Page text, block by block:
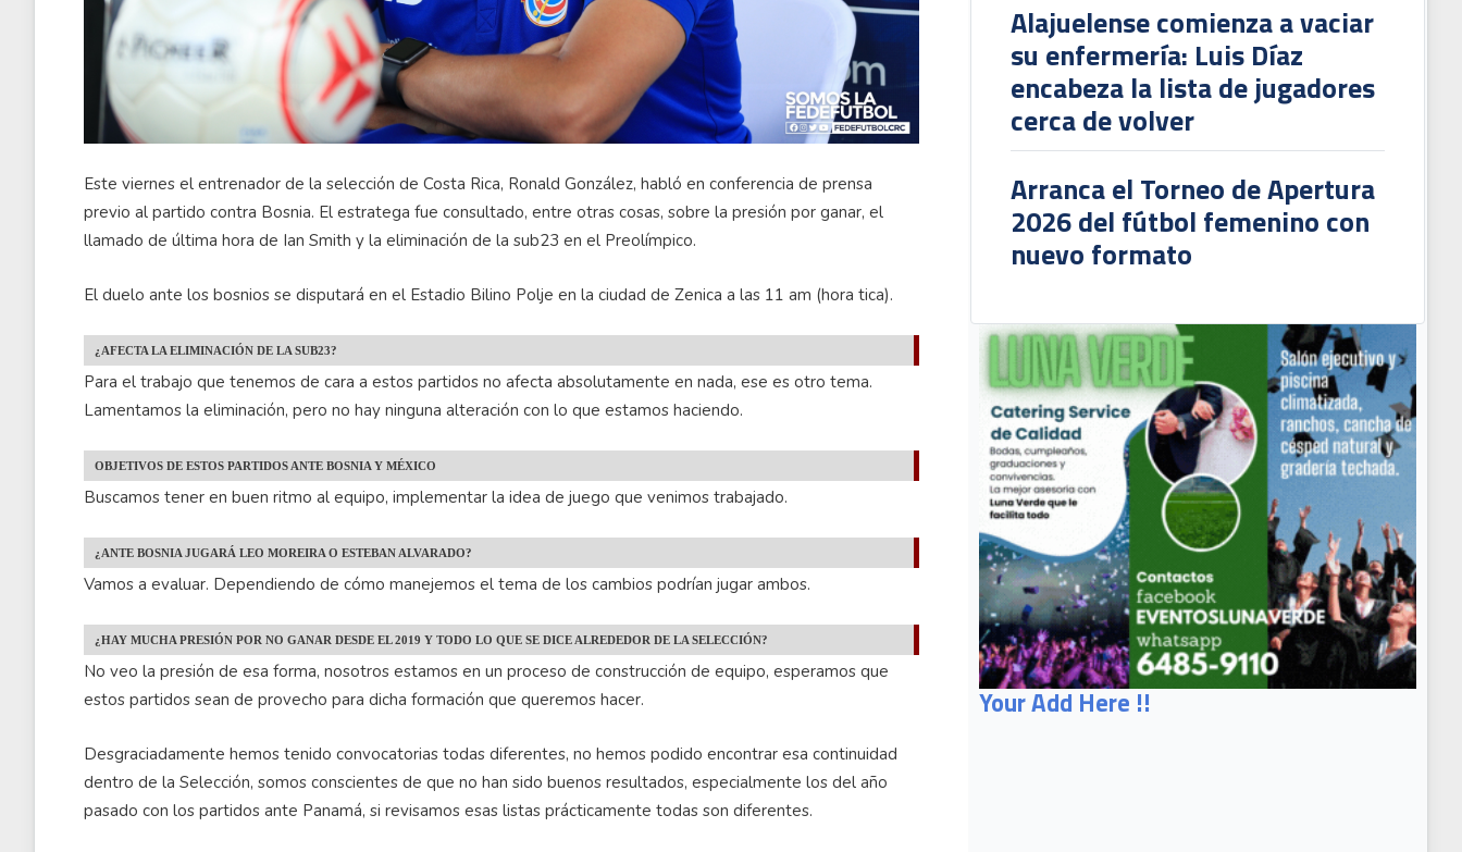
Alajuelense comienza a vaciar
su enfermería: Luis Díaz
encabeza la lista de jugadores
cerca de volver
Arranca el Torneo de Apertura
2026 del fútbol femenino con
nuevo formato
Your Add Here !!
Este viernes el entrenador de la selección de Costa Rica, Ronald González, habló en conferencia de prensa
previo al partido contra Bosnia. El estratega fue consultado, entre otras cosas, sobre la presión por ganar, el
llamado de última hora de Ian Smith y la eliminación de la sub23 en el Preolímpico.
El duelo ante los bosnios se disputará en el Estadio Bilino Polje en la ciudad de Zenica a las 11 am (hora tica).
¿AFECTA LA ELIMINACIÓN DE LA SUB23?
Para el trabajo que tenemos de cara a estos partidos no afecta absolutamente en nada, ese es otro tema.
Lamentamos la eliminación, pero no hay ninguna alteración con lo que estamos haciendo.
OBJETIVOS DE ESTOS PARTIDOS ANTE BOSNIA Y MÉXICO
Buscamos tener en buen ritmo al equipo, implementar la idea de juego que venimos trabajado.
¿ANTE BOSNIA JUGARÁ LEO MOREIRA O ESTEBAN ALVARADO?
Vamos a evaluar. Dependiendo de cómo manejemos el tema de los cambios podrían jugar ambos.
¿HAY MUCHA PRESIÓN POR NO GANAR DESDE EL 2019 Y TODO LO QUE SE DICE ALREDEDOR DE LA SELECCIÓN?
No veo la presión de esa forma, nosotros estamos en un proceso de construcción de equipo, esperamos que
estos partidos sean de provecho para dicha formación que queremos hacer.
Desgraciadamente hemos tenido convocatorias todas diferentes, no hemos podido encontrar esa continuidad
dentro de la Selección, somos conscientes de que no han sido buenos resultados, especialmente los del año
pasado con los partidos ante Panamá, si revisamos esas listas prácticamente todas son diferentes.